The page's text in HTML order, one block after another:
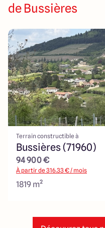
de Bussières
Terrain constructible à
Bussières (71960)
94 900 €
À partir de316.33€ / mois
1819 m²